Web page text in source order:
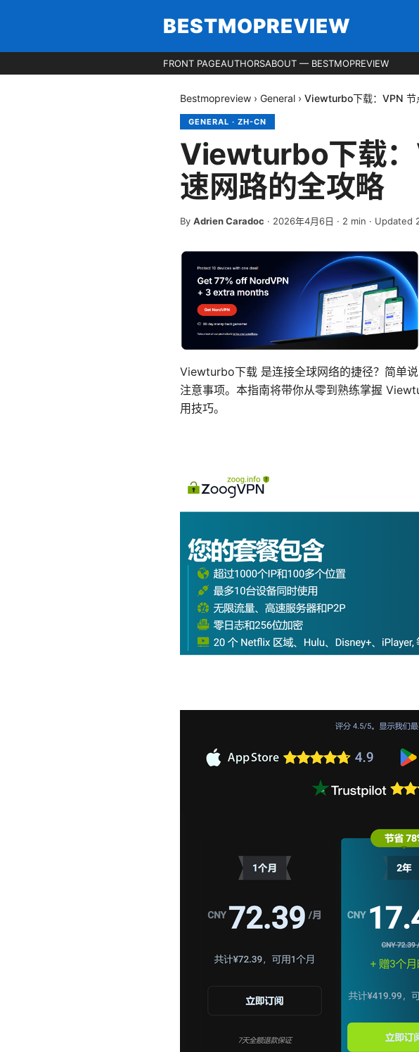
BESTMOPREVIEW
FRONT PAGEAUTHORSABOUT — BESTMOPREVIEW
Bestmopreview › General › Viewturbo下载：VPN 节
GENERAL · ZH-CN
Viewturbo下载：
速网路的全攻略
By Adrien Caradoc · 2026年4月6日 · 2 min · Updated
Viewturbo下载 是连接全球网络的捷径？简单
注意事项。本指南将带你从零到熟练掌握
用技巧。